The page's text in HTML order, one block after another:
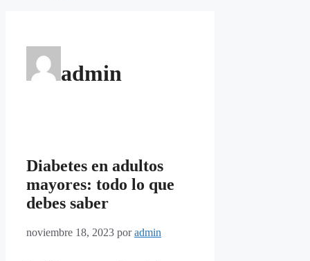
admin
Diabetes en adultos
mayores: todo lo que
debes saber
noviembre 18, 2023 poradmin